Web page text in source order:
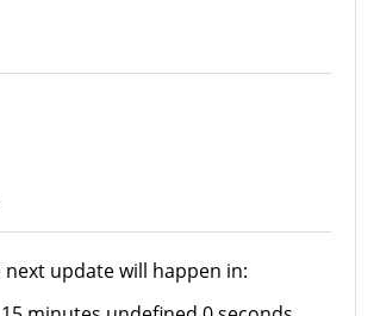
next update will happen in: